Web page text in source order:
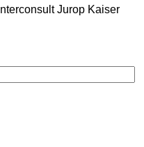
Interconsult Jurop Kaiser